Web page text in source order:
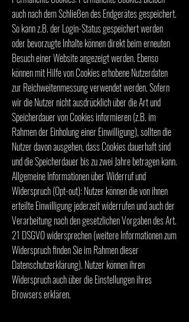
auch nach dem Schließen des Endgerätes gespeichert.
So kann z.B. der Login-Status gespeichert werden
oder bevorzugte Inhalte können direkt beim erneuten
Besuch einer Website angezeigt werden. Ebenso
können mit Hilfe von Cookies erhobene Nutzerdaten
zur Reichweitenmessung verwendet werden. Sofern
wir die Nutzer nicht ausdrücklich über die Art und
Speicherdauer von Cookies informieren (z.B. im
Rahmen der Einholung einer Einwilligung), sollten die
Nutzer davon ausgehen, dass Cookies dauerhaft sind
und die Speicherdauer bis zu zwei Jahre betragen kann.
Allgemeine Informationen über Widerruf und
Widerspruch (Opt-out): Nutzer können die von ihnen
erteilte Einwilligung jederzeit widerrufen und auch der
Verarbeitung nach den gesetzlichen Vorgaben des Art.
21 DSGVO widersprechen (weitere Informationen zum
Widerspruch finden Sie im Rahmen dieser
Datenschutzerklärung). Nutzer können ihren
Widerspruch auch über die Einstellungen ihres
Browsers erklären.